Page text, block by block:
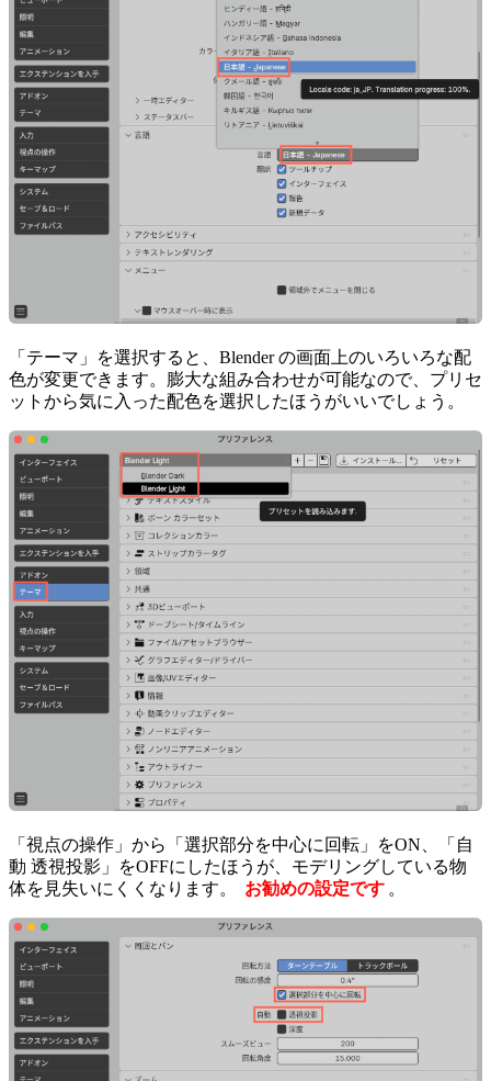
「テーマ」を選択すると、Blender の画面上のいろいろな配
色が変更できます。膨大な組み合わせが可能なので、プリセ
ットから気に入った配色を選択したほうがいいでしょう。
「視点の操作」から「選択部分を中心に回転」をON、「自
動 透視投影」をOFFにしたほうが、モデリングしている物
体を見失いにくくなります。
お勧めの設定です 。